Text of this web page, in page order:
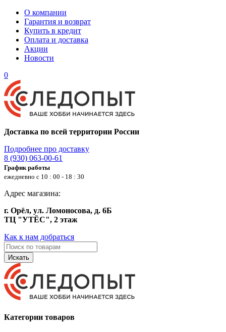
О компании
Гарантия и возврат
Купить в кредит
Оплата и доставка
Акции
Новости
0
Доставка по всей территории России
Подробнее про доставку
8 (930) 063-00-61
График работы
ежедневно с 10 : 00 - 18 : 30
Адрес магазина:
г. Орёл, ул. Ломоносова, д. 6Б
ТЦ "УТЁС", 2 этаж
Как к нам добраться
Искать
Категории товаров